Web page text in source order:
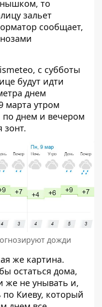
то
зальет
сообщает,
с субботы
будут идти
днем
марта утром
по днем и вечером
зонт.
дожди
же картина.
остаться дома,
же не унывать и,
Киеву, который